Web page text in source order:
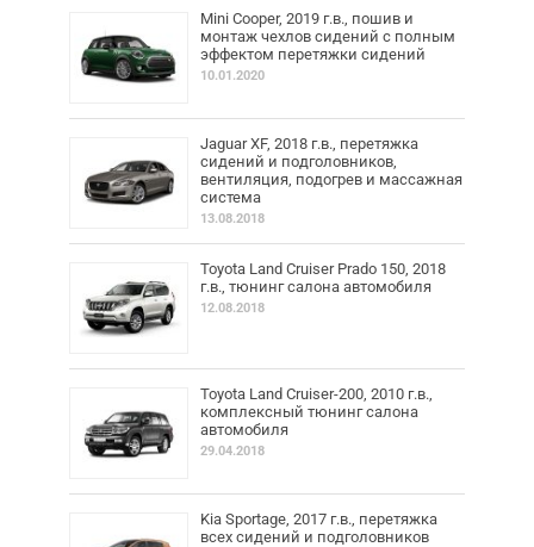
Mini Cooper, 2019 г.в., пошив и
монтаж чехлов сидений с полным
эффектом перетяжки сидений
10.01.2020
Jaguar XF, 2018 г.в., перетяжка
сидений и подголовников,
вентиляция, подогрев и массажная
система
13.08.2018
Toyota Land Cruiser Prado 150, 2018
г.в., тюнинг салона автомобиля
12.08.2018
Toyota Land Cruiser-200, 2010 г.в.,
комплексный тюнинг салона
автомобиля
29.04.2018
Kia Sportage, 2017 г.в., перетяжка
всех сидений и подголовников